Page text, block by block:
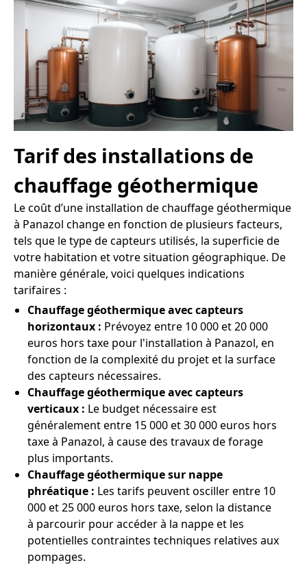
Tarif des installations de
chauffage géothermique
Le coût d’une installation de chauffage géothermique
à Panazol change en fonction de plusieurs facteurs,
tels que le type de capteurs utilisés, la superficie de
votre habitation et votre situation géographique. De
manière générale, voici quelques indications
tarifaires :
Chauffage géothermique avec capteurs
horizontaux : Prévoyez entre 10 000 et 20 000
euros hors taxe pour l'installation à Panazol, en
fonction de la complexité du projet et la surface
des capteurs nécessaires.
Chauffage géothermique avec capteurs
verticaux : Le budget nécessaire est
généralement entre 15 000 et 30 000 euros hors
taxe à Panazol, à cause des travaux de forage
plus importants.
Chauffage géothermique sur nappe
phréatique : Les tarifs peuvent osciller entre 10
000 et 25 000 euros hors taxe, selon la distance
à parcourir pour accéder à la nappe et les
potentielles contraintes techniques relatives aux
pompages.